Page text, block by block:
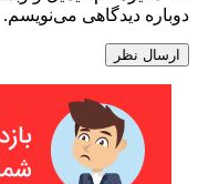
دوباره دیدگاهی می‌نویسم.